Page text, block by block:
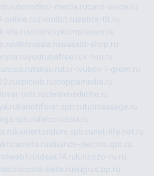
borodino-media.rucard-voice.ru
online.ruzvonitut.ruzebra-tlt.ru
life.ruvintovoykompressor.ru
vlknrussia.ruwasabi-shop.ru
youtubefree.rux-ton.ru
taksu.rutor-lyubov-i-grom.ru
splclub.rustoppamedia.ru
ivrit.rucleanmedicine.ru
kanotiforet.spb.rututmassage.ru
falcorussia.ru
kamertondom.spb.ru net-life.net.ru
alliance-electro.spb.ru
tdsak74.rukinzozo-ru.ru
costa-bella.rueugrus.pp.ru